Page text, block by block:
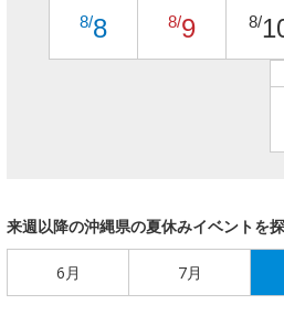
8/8 8/9 8/
来週以降の沖縄県の夏休みイベントを
6月 7月